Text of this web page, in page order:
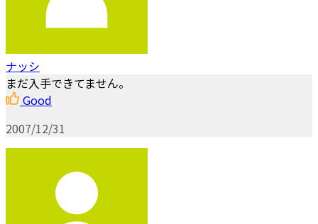
ナッシ
まだ入手できてません。
Good
2007/12/31